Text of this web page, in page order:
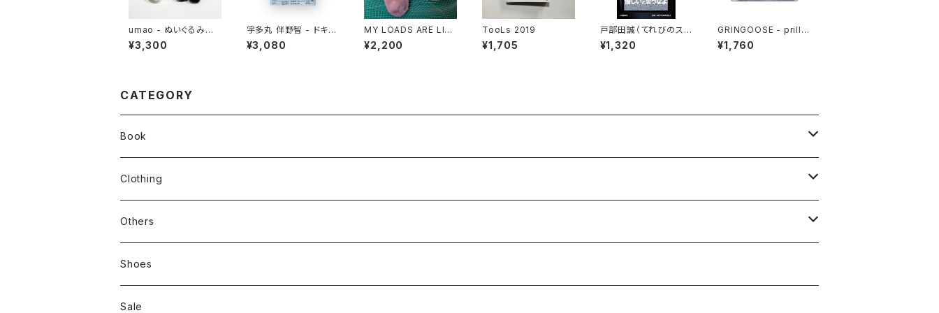
umao - ぬいぐるみ
ねこ
¥3,300
宇多丸 伴野智 - ドキュ
メンタリーで知るせかい
¥3,080
MY LOADS ARE LIG
HT - Lightness Ankl
e Socks
¥2,200
TooLs 2019
¥1,705
戸部田誠（てれびのスキ
マ）- 『フェイクドキュメ
ンタリーの時代 ：テレビ
¥1,320
GRINGOOSE - prillm
al spring 2 (MIX CD)
¥1,760
CATEGORY
Book
stacks
新刊本
Zine、Other
Clothing
Tees
Sweatshirts
Bag & Accessories
Others
Mixcd
RC SLUM / ROYALTY CLUB
雑貨
Shoes
Sale